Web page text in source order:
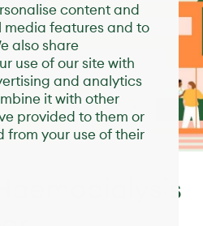
content and
media features and to
also share
use of our site with
and analytics
it with other
provided to them or
from your use of their